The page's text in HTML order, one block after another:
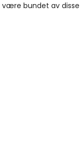
bundet av disse